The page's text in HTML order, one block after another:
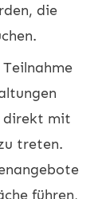
die
Teilnahme
direkt mit
treten.
führen,